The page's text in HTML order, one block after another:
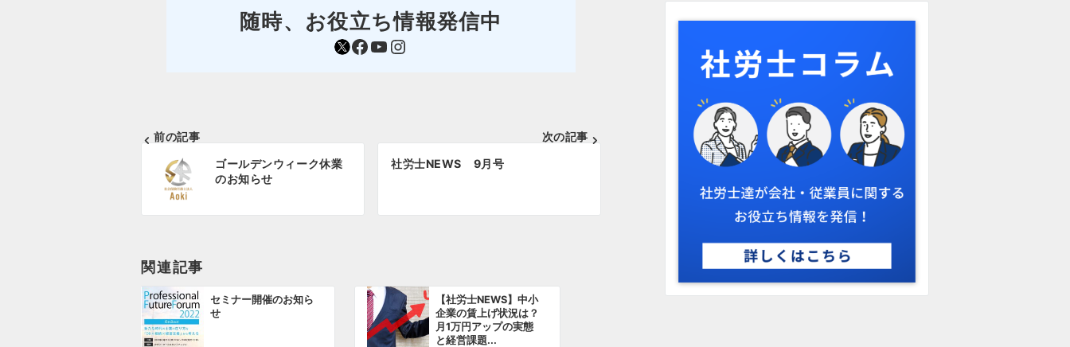
随時、お役立ち情報発信中
https://mobile.twitter.com/sr_aoki Facebook YouTube Instagram
ゲ
ー
シ
ョ
前の記事
ゴールデンウィーク休業
のお知らせ
次の記事
社労士NEWS 9月号
関連記事
セミナー開催のお知ら
せ
【社労士NEWS】中小
企業の賃上げ状況は？
月1万円アップの実態
と経営課題...